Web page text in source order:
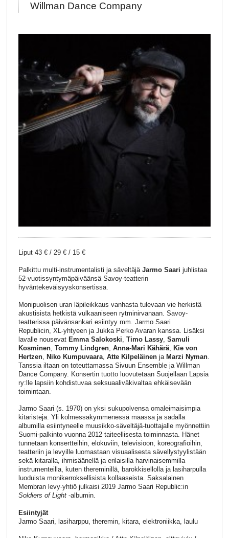
Willman Dance Company
Liput 43 € / 29 € / 15 €
Palkittu multi-instrumentalisti ja säveltäjäJarmo Saari juhlistaa
52-vuotissyntymäpäiväänsä Savoy-teatterin
hyväntekeväisyyskonsertissa.
Monipuolisen uran läpileikkaus vanhasta tulevaan vie herkistä
akustisista hetkistä vulkaaniseen rytminirvanaan. Savoy-
teatterissa päivänsankari esiintyy mm. Jarmo Saari
Republicin, XL-yhtyeen ja Jukka Perko Avaran kanssa. Lisäksi
lavalle nousevat Emma Salokoski Timo Lassy, Samuli
Kosminen, Tommy Lindgren, Anna-Mari Kähärä, Kie von
Hertzen, Niko Kumpuvaara, Atte KilpeläinenjaMarzi Nyman.
Tanssia iltaan on toteuttamassa Sivuun Ensemble ja Willman
Dance Company. Konsertin tuotto luovutetaan Suojellaan Lapsia
ry:lle lapsiin kohdistuvaa seksuaaliväkivaltaa ehkäisevään
toimintaan.
Jarmo Saari (s. 1970) on yksi sukupolvensa omaleimaisimpia
kitaristeja. Yli kolmessakymmenessä maassa ja sadalla
albumilla esiintyneelle muusikko-säveltäjä-tuottajalle myönnettiin
Suomi-palkinto vuonna 2012 taiteellisesta toiminnasta. Hänet
tunnetaan konsertteihin, elokuviin, televisioon, koreografioihin,
teatteriin ja levyille luomastaan visuaalisesta sävellystyylistään
sekä kitaralla, ihmisäänellä ja erilaisilla harvinaisemmilla
instrumenteilla, kuten thereminillä, barokkisellolla ja lasiharpulla
luoduista monikerroksellisista kollaaseista. Saksalainen
Membran levy-yhtiö julkaisi 2019 Jarmo Saari Republic:in
Soldiers of Light-albumin.
Esiintyjät
Jarmo Saari, lasiharppu, theremin, kitara, elektroniikka, laulu